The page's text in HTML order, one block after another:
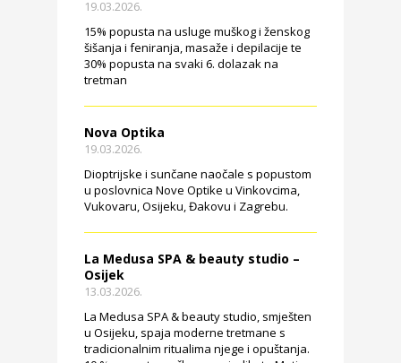
19.03.2026.
15% popusta na usluge muškog i ženskog
šišanja i feniranja, masaže i depilacije te
30% popusta na svaki 6. dolazak na
tretman
Nova Optika
19.03.2026.
Dioptrijske i sunčane naočale s popustom
u poslovnica Nove Optike u Vinkovcima,
Vukovaru, Osijeku, Đakovu i Zagrebu.
La Medusa SPA & beauty studio –
Osijek
13.03.2026.
La Medusa SPA & beauty studio, smješten
u Osijeku, spaja moderne tretmane s
tradicionalnim ritualima njege i opuštanja.